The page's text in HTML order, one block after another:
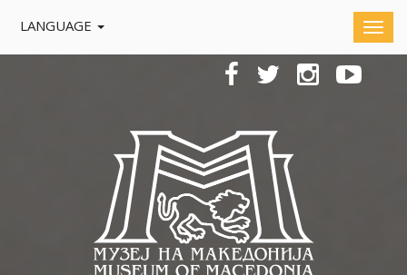
LANGUAGE